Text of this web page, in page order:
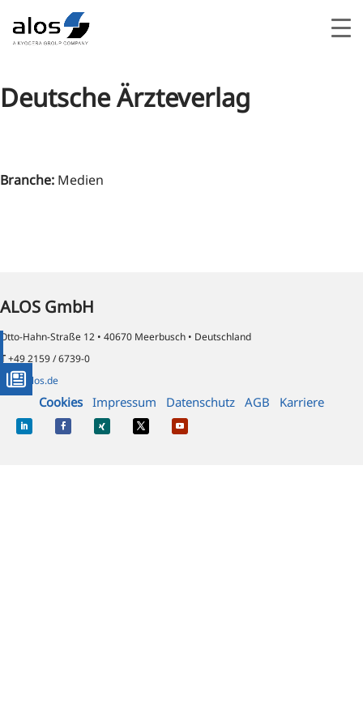
Deutsche Ärzteverlag
Branche: Medien
ALOS GmbH
Otto-Hahn-Straße 12 • 40670 Meerbusch • Deutschland
T+49 2159 / 6739-0
info@alos.de
Cookies Impressum Datenschutz AGB Karriere